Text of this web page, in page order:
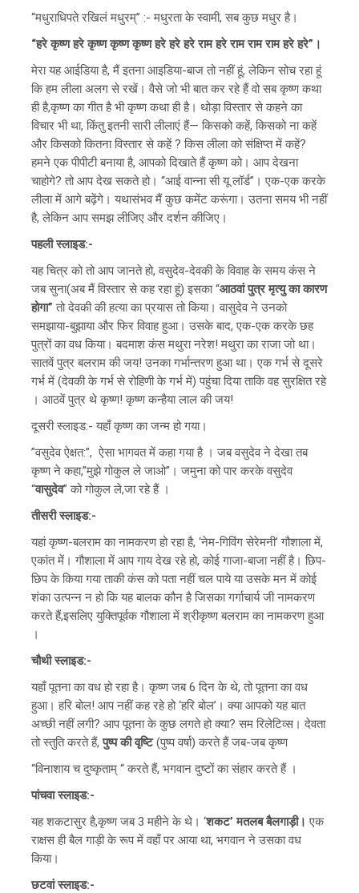
“मधुराधिपते रखिलं मधुरम्” :- मधुरता के स्वामी, सब कुछ मधुर है।
“हरे कृष्ण हरे कृष्ण कृष्ण कृष्ण हरे हरे हरे राम हरे राम राम राम हरे हरे”।
मेरा यह आईडिया है, मैं इतना आइडिया-बाज तो नहीं हूं, लेकिन सोच रहा हूं
कि हम लीला अलग से रखें। वैसे जो भी बात कर रहे हैं वो सब कृष्ण कथा
ही है,कृष्ण का गीत है भी कृष्ण कथा ही है। थोड़ा विस्तार से कहने का
विचार भी था, किंतु इतनी सारी लीलाएं हैं— किसको कहें, किसको ना कहें
और किसको कितना विस्तार से कहें ? किस लीला को संक्षिप्त में कहें?
हमने एक पीपीटी बनाया है, आपको दिखाते हैं कृष्ण को। आप देखना
चाहोगे? तो आप देख सकते हो। “आई वान्ना सी यू लॉर्ड”। एक-एक करके
लीला में आगे बढ़ेंगे। यथासंभव मैं कुछ कमेंट करूंगा। उतना समय भी नहीं
है, लेकिन आप समझ लीजिए और दर्शन कीजिए।
पहली स्लाइड:-
यह चित्र को तो आप जानते हो, वसुदेव-देवकी के विवाह के समय कंस ने
जब सुना(अब मैं विस्तार से कह रहा हूं) इसका “आठवां पुत्र मृत्यु का कारण
होगा” तो देवकी की हत्या का प्रयास तो किया। वासुदेव ने उनको
समझाया-बुझाया और फिर विवाह हुआ। उसके बाद, एक-एक करके छह
पुत्रों का वध किया। बदमाश कंस मथुरा नरेश! मथुरा का राजा जो था।
सातवें पुत्र बलराम की जय! उनका गर्भान्तरण हुआ था। एक गर्भ से दूसरे
गर्भ में (देवकी के गर्भ से रोहिणी के गर्भ में) पहुंचा दिया ताकि वह सुरक्षित रहे
। आठवें पुत्र थे कृष्ण! कृष्ण कन्हैया लाल की जय!
दूसरी स्लाइड:- यहाँ कृष्ण का जन्म हो गया।
”वसुदेव ऐक्षत:”, ऐसा भागवत में कहा गया है । जब वसुदेव ने देखा तब
कृष्ण ने कहा,”मुझे गोकुल ले जाओ”। जमुना को पार करके वसुदेव
“वासुदेव” को गोकुल ले,जा रहे हैं ।
तीसरी स्लाइड:-
यहां कृष्ण-बलराम का नामकरण हो रहा है, ‘नेम-गिविंग सेरेमनी’ गौशाला में,
एकांत में। गौशाला में आप गाय देख रहे हो, कोई गाजा-बाजा नहीं है। छिप-
छिप के किया गया ताकी कंस को पता नहीं चल पाये या उसके मन में कोई
शंका उत्पन्न न हो कि यह बालक कौन है जिसका गर्गाचार्य जी नामकरण
करते हैं,इसलिए युक्तिपूर्वक गौशाला में श्रीकृष्ण बलराम का नामकरण हुआ
।
चौथी स्लाइड:-
यहाँ पूतना का वध हो रहा है। कृष्ण जब 6 दिन के थे, तो पूतना का वध
हुआ। हरि बोल! आप नहीं कह रहे हो ‘हरि बोल’। क्या आपको यह बात
अच्छी नहीं लगी? आप पूतना के कुछ लगते हो क्या? सम रिलेटिव्स। देवता
तो स्तुति करते हैं,पुष्प की वृष्टि (पुष्प वर्षा) करते हैं जब-जब कृष्ण
“विनाशाय च दुष्कृताम् “ करते हैं, भगवान दुष्टों का संहार करते हैं ।
पांचवा स्लाइड:-
यह शकटासुर है,कृष्ण जब 3 महीने के थे। ‘शकट’ मतलब बैलगाड़ी। एक
राक्षस ही बैल गाड़ी के रूप में वहाँ पर आया था, भगवान ने उसका वध
किया।
छटवां स्लाइड:-